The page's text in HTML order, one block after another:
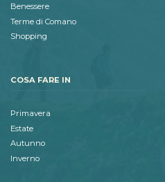
Benessere
Terme di Comano
Shopping
COSA FARE IN
Primavera
Estate
Autunno
Inverno